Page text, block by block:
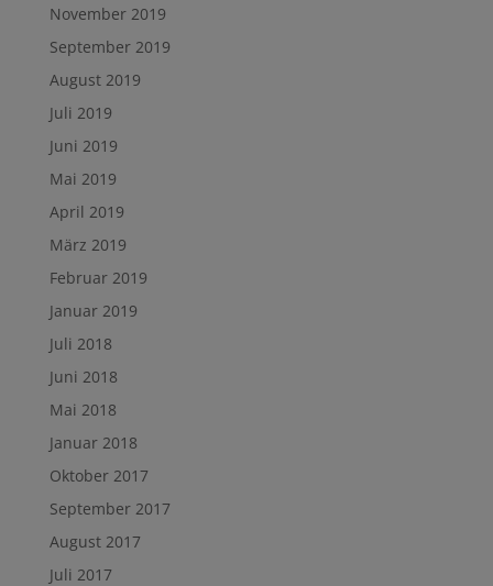
November 2019
September 2019
August 2019
Juli 2019
Juni 2019
Mai 2019
April 2019
März 2019
Februar 2019
Januar 2019
Juli 2018
Juni 2018
Mai 2018
Januar 2018
Oktober 2017
September 2017
August 2017
Juli 2017